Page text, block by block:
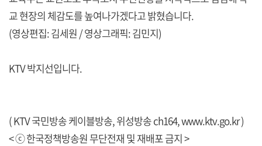
교 현장의 체감도를 높여나가겠다고 밝혔습니다.
(영상편집: 김세원 / 영상그래픽: 김민지)
KTV 박지선입니다.
( KTV 국민방송 케이블방송, 위성방송 ch164,www.ktv.go.kr)
< ⓒ 한국정책방송원 무단전재 및 재배포 금지 >